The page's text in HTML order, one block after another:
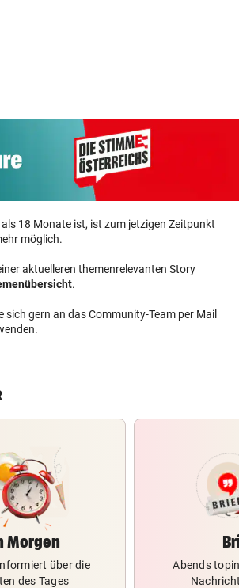
18 Monate ist, ist zum jetzigen Zeitpunkt
möglich.
aktuelleren themenrelevanten Story
.
sich gern an das Community-Team per Mail
Morgen
über die
des Tages
Abends